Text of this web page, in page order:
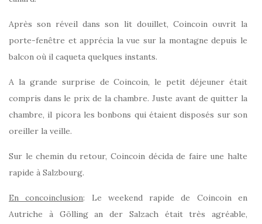
Après son réveil dans son lit douillet, Coincoin ouvrit la
porte-fenêtre et apprécia la vue sur la montagne depuis le
balcon où il caqueta quelques instants.
A la grande surprise de Coincoin, le petit déjeuner était
compris dans le prix de la chambre. Juste avant de quitter la
chambre, il picora les bonbons qui étaient disposés sur son
oreiller la veille.
Sur le chemin du retour, Coincoin décida de faire une halte
rapide à Salzbourg.
En concoinclusion: Le weekend rapide de Coincoin en
Autriche à Gölling an der Salzach était très agréable,